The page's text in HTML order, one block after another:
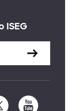
ISEG